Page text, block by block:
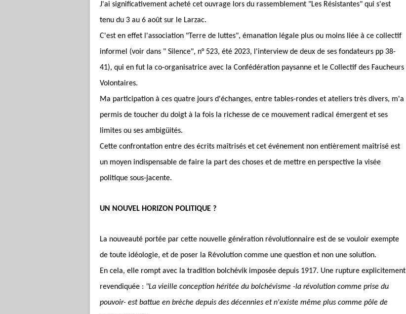
J'ai significativement acheté cet ouvrage lors du rassemblement "Les Résistantes" qui s'est
tenu du 3 au 6 août sur le Larzac.
C'est en effet l'association "Terre de luttes", émanation légale plus ou moins liée à ce collectif
informel (voir dans " Silence", n° 523, été 2023, l'interview de deux de ses fondateurs pp 38-
41), qui en fut la co-organisatrice avec la Confédération paysanne et le Collectif des Faucheurs
Volontaires.
Ma participation à ces quatre jours d'échanges, entre tables-rondes et ateliers très divers, m'a
permis de toucher du doigt à la fois la richesse de ce mouvement radical émergent et ses
limites ou ses ambigüités.
Cette confrontation entre des écrits maîtrisés et cet événement non entièrement maîtrisé est
un moyen indispensable de faire la part des choses et de mettre en perspective la visée
politique sous-jacente.
UN NOUVEL HORIZON POLITIQUE ?
La nouveauté portée par cette nouvelle génération révolutionnaire est de se vouloir exempte
de toute idéologie, et de poser la Révolution comme une question et non une solution.
En cela, elle rompt avec la tradition bolchévik imposée depuis 1917. Une rupture explicitement
revendiquée : "La vieille conception héritée du bolchévisme -la révolution comme prise du
pouvoir- est battue en brèche depuis des décennies et n'existe même plus comme pôle de